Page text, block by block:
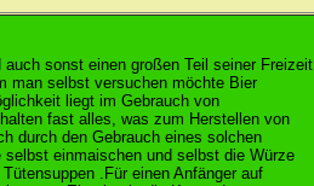
sonst einen großen Teil seiner Freizeit
man selbst versuchen möchte Bier
liegt im Gebrauch von
fast alles, was zum Herstellen von
durch den Gebrauch eines solchen
einmaischen und selbst die Würze
.Für einen Anfänger auf